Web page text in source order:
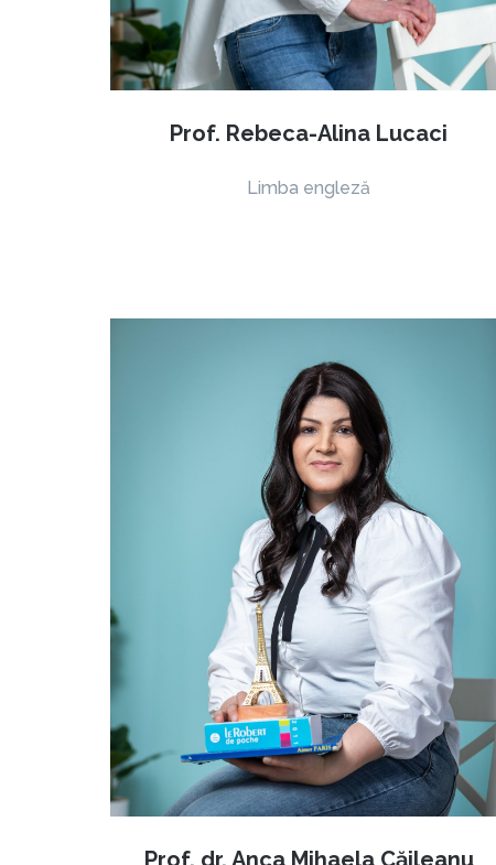
Prof. Rebeca-Alina Lucaci
Limba engleză
Prof. dr. Anca Mihaela Căileanu